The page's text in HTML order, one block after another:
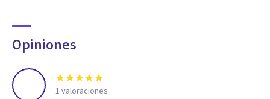
Opiniones
1 valoraciones